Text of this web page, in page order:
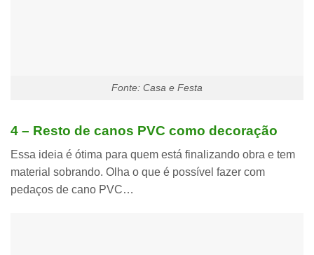
Fonte: Casa e Festa
4 – Resto de canos PVC como decoração
Essa ideia é ótima para quem está finalizando obra e tem
material sobrando. Olha o que é possível fazer com
pedaços de cano PVC…